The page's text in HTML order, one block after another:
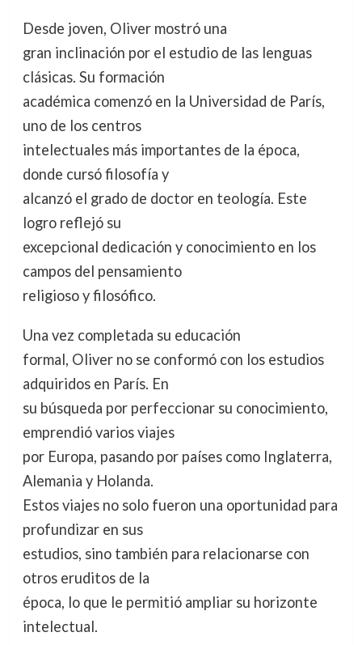
Desde joven, Oliver mostró una
gran inclinación por el estudio de las lenguas
clásicas. Su formación
académica comenzó en la Universidad de París,
uno de los centros
intelectuales más importantes de la época,
donde cursó filosofía y
alcanzó el grado de doctor en teología. Este
logro reflejó su
excepcional dedicación y conocimiento en los
campos del pensamiento
religioso y filosófico.
Una vez completada su educación
formal, Oliver no se conformó con los estudios
adquiridos en París. En
su búsqueda por perfeccionar su conocimiento,
emprendió varios viajes
por Europa, pasando por países como Inglaterra,
Alemania y Holanda.
Estos viajes no solo fueron una oportunidad para
profundizar en sus
estudios, sino también para relacionarse con
otros eruditos de la
época, lo que le permitió ampliar su horizonte
intelectual.